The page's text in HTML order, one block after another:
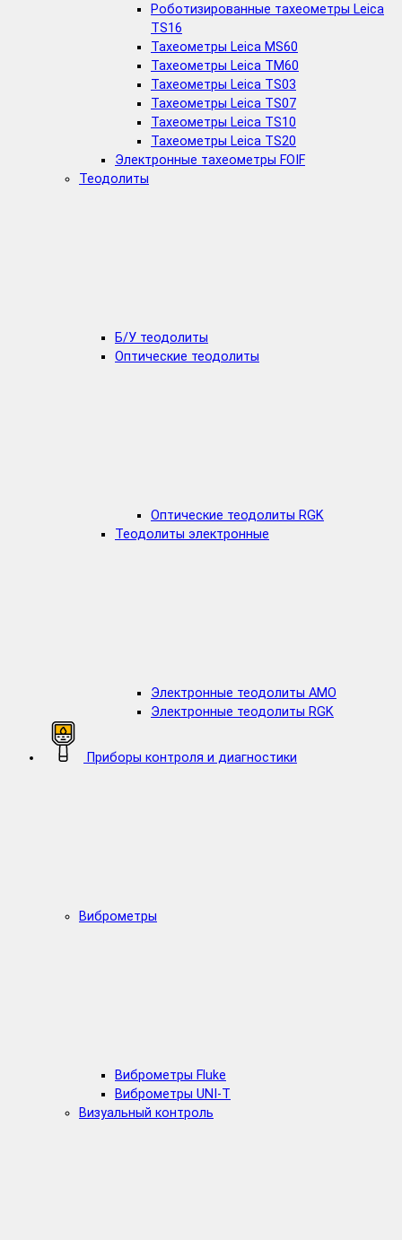
Роботизированные тахеометры Leica
TS16
Тахеометры Leica MS60
Тахеометры Leica TM60
Тахеометры Leica TS03
Тахеометры Leica TS07
Тахеометры Leica TS10
Тахеометры Leica TS20
Электронные тахеометры FOIF
Теодолиты
Б/У теодолиты
Оптические теодолиты
Оптические теодолиты RGK
Теодолиты электронные
Электронные теодолиты AMO
Электронные теодолиты RGK
Приборы контроля и диагностики
Виброметры
Виброметры Fluke
Виброметры UNI-T
Визуальный контроль